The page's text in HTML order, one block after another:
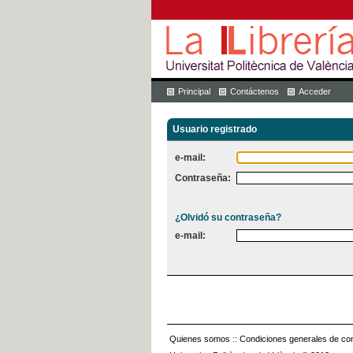
Principal Contáctenos Acceder
Usuario registrado
e-mail:
Contraseña:
¿Olvidó su contraseña?
e-mail:
Quienes somos :: Condiciones generales de